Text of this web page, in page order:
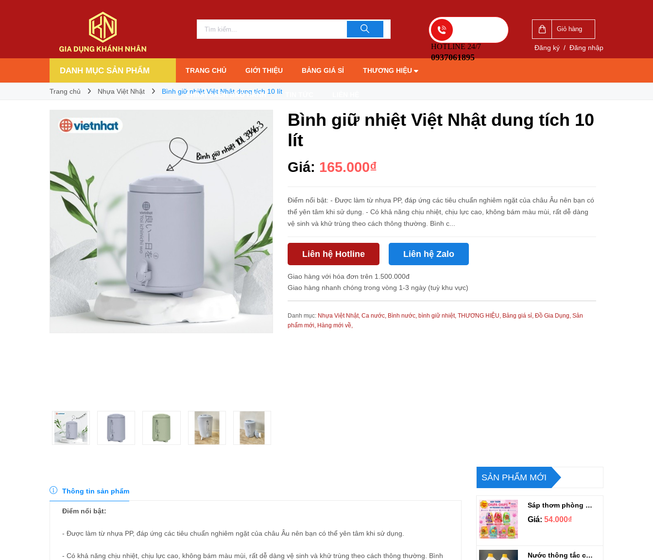
HOTLINE 24/7
0937061895
Giỏ hàng
Đăng ký / Đăng nhập
DANH MỤC SẢN PHẨM TRANG CHỦ GIỚI THIỆU BẢNG GIÁ SỈ THƯƠNG HIỆU
CHÍNH SÁCH BẢO HÀNH
Trang chủ Nhựa Việt Nhật Bình giữ nhiệt Việt Nhật dung tích 10 lít
Bình giữ nhiệt Việt Nhật dung tích 10
lít
Giá: 165.000₫
Điểm nổi bật: - Được làm từ nhựa PP, đáp ứng các tiêu chuẩn nghiêm ngặt của châu Âu nên bạn có
thể yên tâm khi sử dụng. - Có khả năng chịu nhiệt, chịu lực cao, không bám màu mùi, rất dễ dàng
vệ sinh và khử trùng theo cách thông thường. Bình c...
Liên hệ Hotline Liên hệ Zalo
Giao hàng với hóa đơn trên 1.500.000đ
Giao hàng nhanh chóng trong vòng 1-3 ngày (tuỳ khu vực)
Danh mục: Nhựa Việt Nhật, Ca nước, Bình nước, bình giữ nhiệt, THƯƠNG HIỆU, Bảng giá sỉ, Đồ Gia Dụng, Sản
phẩm mới, Hàng mới về,
Giá bán: 165.000₫ 0937061895 0937061895
Thông tin sản phẩm
Điểm nổi bật:
- Được làm từ nhựa PP, đáp ứng các tiêu chuẩn nghiêm ngặt của châu Âu nên bạn có thể yên tâm khi sử dụng.
- Có khả năng chịu nhiệt, chịu lực cao, không bám màu mùi, rất dễ dàng vệ sinh và khử trùng theo cách thông thường. Bình
SẢN PHẨM MỚI
Sáp thơm phòng Chupa Chups Thái Lan 230g
Giá: 54.000₫
Nước thông tắc cầu cống siêu mạnh Sifa 1.4kg